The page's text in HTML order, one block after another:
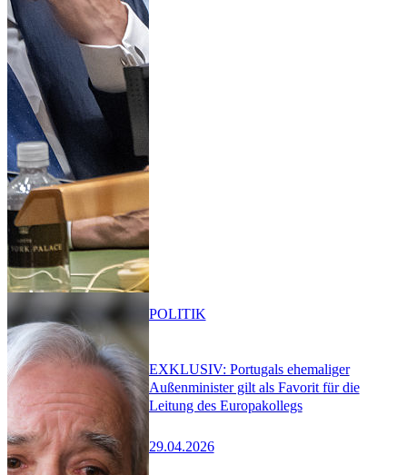
EXKLUSIV: Portugals ehemaliger
Außenminister gilt als Favorit für die
Leitung des Europakollegs
29.04.2026
POLITIK